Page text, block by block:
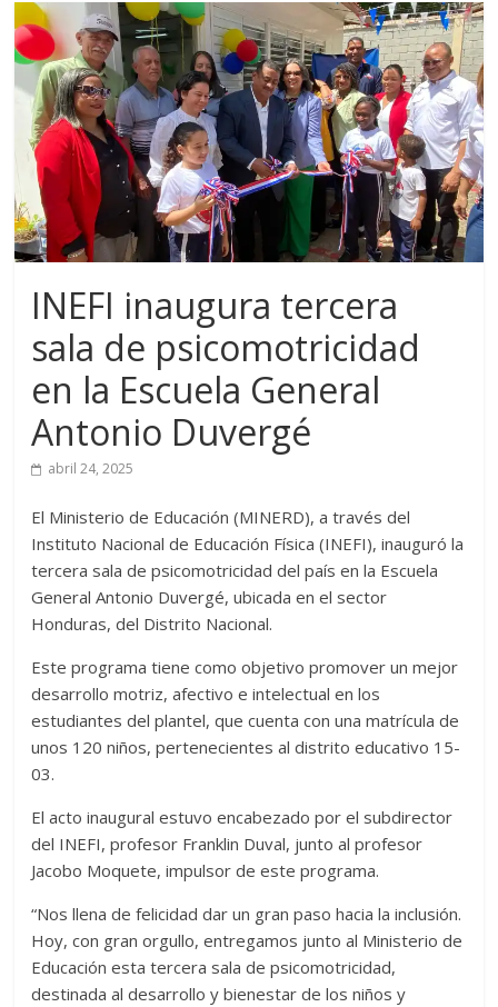
INEFI inaugura tercera
sala de psicomotricidad
en la Escuela General
Antonio Duvergé
abril 24, 2025
El Ministerio de Educación (MINERD), a través del
Instituto Nacional de Educación Física (INEFI), inauguró la
tercera sala de psicomotricidad del país en la Escuela
General Antonio Duvergé, ubicada en el sector
Honduras, del Distrito Nacional.
Este programa tiene como objetivo promover un mejor
desarrollo motriz, afectivo e intelectual en los
estudiantes del plantel, que cuenta con una matrícula de
unos 120 niños, pertenecientes al distrito educativo 15-
03.
El acto inaugural estuvo encabezado por el subdirector
del INEFI, profesor Franklin Duval, junto al profesor
Jacobo Moquete, impulsor de este programa.
“Nos llena de felicidad dar un gran paso hacia la inclusión.
Hoy, con gran orgullo, entregamos junto al Ministerio de
Educación esta tercera sala de psicomotricidad,
destinada al desarrollo y bienestar de los niños y